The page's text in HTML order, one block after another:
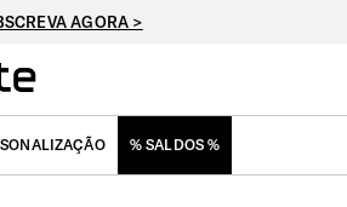
AGORA >
% SALDOS %